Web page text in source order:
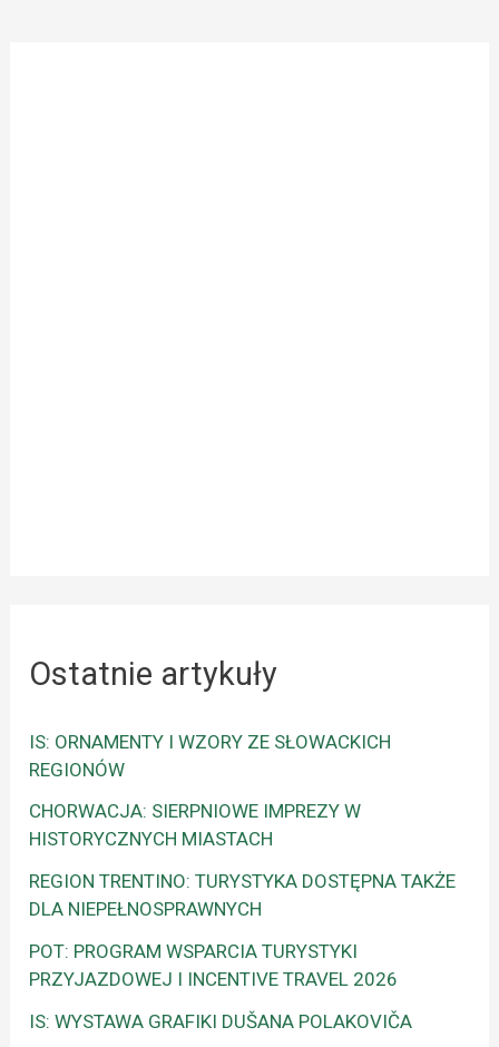
Ostatnie artykuły
IS: ORNAMENTY I WZORY ZE SŁOWACKICH
REGIONÓW
CHORWACJA: SIERPNIOWE IMPREZY W
HISTORYCZNYCH MIASTACH
REGION TRENTINO: TURYSTYKA DOSTĘPNA TAKŻE
DLA NIEPEŁNOSPRAWNYCH
POT: PROGRAM WSPARCIA TURYSTYKI
PRZYJAZDOWEJ I INCENTIVE TRAVEL 2026
IS: WYSTAWA GRAFIKI DUŠANA POLAKOVIČA